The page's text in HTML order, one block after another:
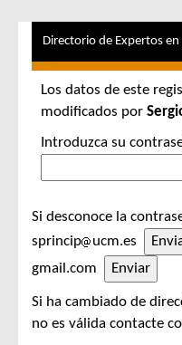
Directorio de Expertos
Los datos de este
modificados por
Introduzca su
Si desconoce la
sprincip
ucm.es
gmail.com
Si ha cambiado de
no es válida contacte